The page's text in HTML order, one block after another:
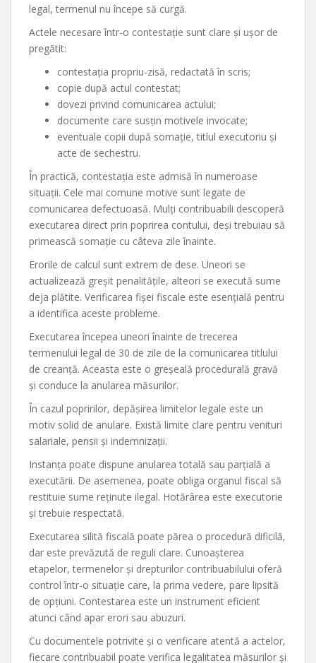
legal, termenul nu începe să curgă.
Actele necesare într-o contestație sunt clare și ușor de
pregătit:
contestația propriu-zisă, redactată în scris;
copie după actul contestat;
dovezi privind comunicarea actului;
documente care susțin motivele invocate;
eventuale copii după somație, titlul executoriu și
acte de sechestru.
În practică, contestația este admisă în numeroase
situații. Cele mai comune motive sunt legate de
comunicarea defectuoasă. Mulți contribuabili descoperă
executarea direct prin poprirea contului, deși trebuiau să
primească somație cu câteva zile înainte.
Erorile de calcul sunt extrem de dese. Uneori se
actualizează greșit penalitățile, alteori se execută sume
deja plătite. Verificarea fișei fiscale este esențială pentru
a identifica aceste probleme.
Executarea începea uneori înainte de trecerea
termenului legal de 30 de zile de la comunicarea titlului
de creanță. Aceasta este o greșeală procedurală gravă
și conduce la anularea măsurilor.
În cazul popririlor, depășirea limitelor legale este un
motiv solid de anulare. Există limite clare pentru venituri
salariale, pensii și indemnizații.
Instanța poate dispune anularea totală sau parțială a
executării. De asemenea, poate obliga organul fiscal să
restituie sume reținute ilegal. Hotărârea este executorie
și trebuie respectată.
Executarea silită fiscală poate părea o procedură dificilă,
dar este prevăzută de reguli clare. Cunoașterea
etapelor, termenelor și drepturilor contribuabilului oferă
control într-o situație care, la prima vedere, pare lipsită
de opțiuni. Contestarea este un instrument eficient
atunci când apar erori sau abuzuri.
Cu documentele potrivite și o verificare atentă a actelor,
fiecare contribuabil poate verifica legalitatea măsurilor și